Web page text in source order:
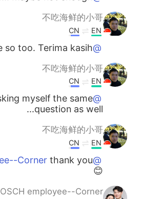
不吃海鲜的小哥
EN
CN
@Wulan
so too. Terima kasih!
不吃海鲜的小哥
EN
CN
@Rani
myself the same
question as well...
不吃海鲜的小哥
EN
CN
@BOSCH employee--Corner
thank you
😊
employee--Corner